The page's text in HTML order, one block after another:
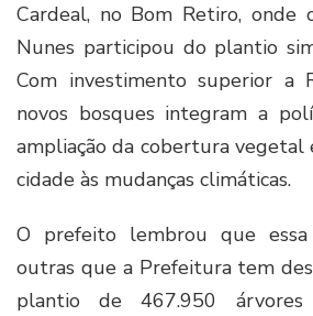
Cardeal, no Bom Retiro, onde
Nunes participou do plantio
Com investimento superior a
novos bosques integram a
ampliação da cobertura vegetal
cidade às mudanças climáticas.
O prefeito lembrou que
outras que a Prefeitura tem
plantio de 467.950